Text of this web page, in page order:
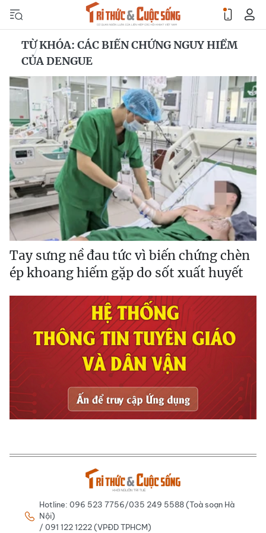
TỪ KHÓA: CÁC BIẾN CHỨNG NGUY HIỂM
CỦA DENGUE
Tay sưng nề đau tức vì biến chứng chèn
ép khoang hiếm gặp do sốt xuất huyết
Hotline: 096 523 7756/035 249 5588 (Toà soạn Hà
Nội)
/ 091 122 1222 (VPĐD TPHCM)